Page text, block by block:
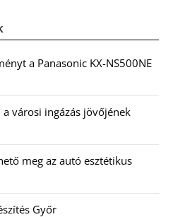
a Panasonic KX-NS500NE
városi ingázás jövőjének
meg az autó esztétikus
Győr